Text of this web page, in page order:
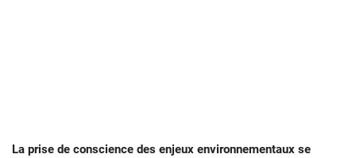
La prise de conscience des enjeux environnementaux se